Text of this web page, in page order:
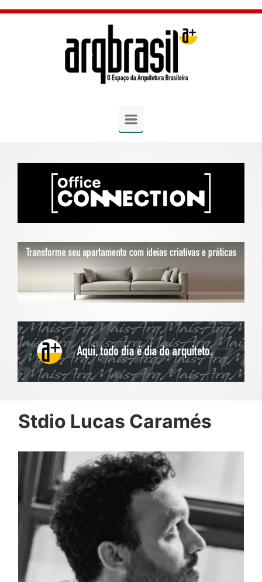
Skip to main content
Stdio Lucas Caramés